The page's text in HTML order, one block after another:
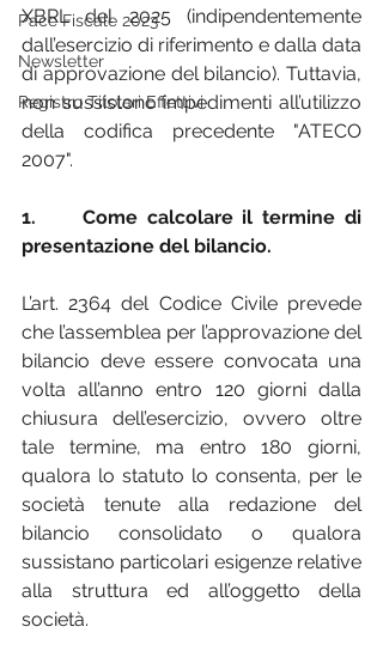
Pace Fiscale 2023
Newsletter
Registro Titolari Effettivi
XBRL del 2025 (indipendentemente
dall’esercizio di riferimento e dalla data
di approvazione del bilancio). Tuttavia,
non sussistono impedimenti all’utilizzo
della codifica precedente "ATECO
2007".
1.     Come calcolare il termine di
presentazione del bilancio.
L’art. 2364 del Codice Civile prevede
che l’assemblea per l’approvazione del
bilancio deve essere convocata una
volta all’anno entro 120 giorni dalla
chiusura dell’esercizio, ovvero oltre
tale termine, ma entro 180 giorni,
qualora lo statuto lo consenta, per le
società tenute alla redazione del
bilancio consolidato o qualora
sussistano particolari esigenze relative
alla struttura ed all’oggetto della
società.